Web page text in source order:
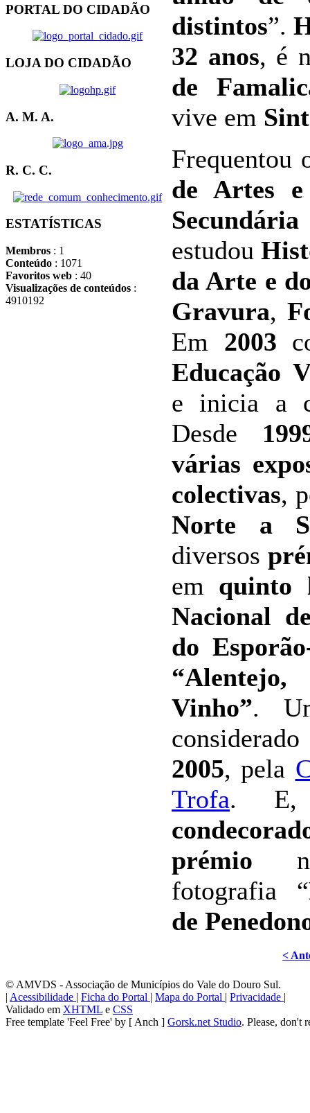
PORTAL DO CIDADÃO
LOJA DO CIDADÃO
A. M. A.
R. C. C.
ESTATÍSTICAS
Membros : 1
Conteúdo : 1071
Favoritos web : 40
Visualizações de conteúdos :
4910192
distintos”.
32 anos, é
de
vive em
Frequentou
de Artes
estudou
da Arte e
Gravura,
Em 2003
Educação
e inicia a
Desde
várias
colectivas,
Norte a
diversos
em quinto
Nacional
do
Vinho”.
2005, pela
Trofa.
prémio
fotografia “
de
<
© AMVDS - Associação de Municípios do Vale do Douro Sul.
| Acessibilidade | Ficha do Portal | Mapa do Portal | Privacidade |
Validado em XHTML e CSS
Free template 'Feel Free' by [ Anch ] Gorsk.net Studio. Please, don't